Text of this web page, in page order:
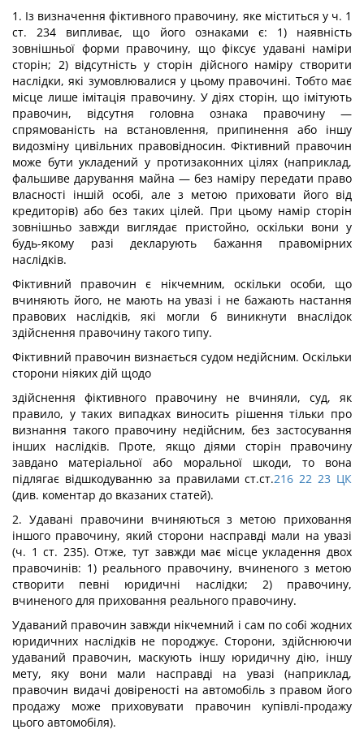
1. Із визначення фіктивного правочину, яке міститься у ч. 1
ст. 234 випливає, що його ознаками є: 1) наявність
зовнішньої форми правочину, що фіксує удавані наміри
сторін; 2) відсутність у сторін дійсного наміру створити
наслідки, які зумовлювалися у цьому правочині. Тобто має
місце лише імітація правочину. У діях сторін, що імітують
правочин, відсутня головна ознака правочину —
спрямованість на встановлення, припинення або іншу
видозміну цивільних правовідносин. Фіктивний правочин
може бути укладений у протизаконних цілях (наприклад,
фальшиве дарування майна — без наміру передати право
власності іншій особі, але з метою приховати його від
кредиторів) або без таких цілей. При цьому намір сторін
зовнішньо завжди виглядає пристойно, оскільки вони у
будь-якому разі декларують бажання правомірних
наслідків.
Фіктивний правочин є нікчемним, оскільки особи, що
вчиняють його, не мають на увазі і не бажають настання
правових наслідків, які могли б виникнути внаслідок
здійснення правочину такого типу.
Фіктивний правочин визнається судом недійсним. Оскільки
сторони ніяких дій щодо
здійснення фіктивного правочину не вчиняли, суд, як
правило, у таких випадках виносить рішення тільки про
визнання такого правочину недійсним, без застосування
інших наслідків. Проте, якщо діями сторін правочину
завдано матеріальної або моральної шкоди, то вона
підлягає відшкодуванню за правилами ст.ст.216 22 23 ЦК
(див. коментар до вказаних статей).
2. Удавані правочини вчиняються з метою приховання
іншого правочину, який сторони насправді мали на увазі
(ч. 1 ст. 235). Отже, тут завжди має місце укладення двох
правочинів: 1) реального правочину, вчиненого з метою
створити певні юридичні наслідки; 2) правочину,
вчиненого для приховання реального правочину.
Удаваний правочин завжди нікчемний і сам по собі жодних
юридичних наслідків не породжує. Сторони, здійснюючи
удаваний правочин, маскують іншу юридичну дію, іншу
мету, яку вони мали насправді на увазі (наприклад,
правочин видачі довіреності на автомобіль з правом його
продажу може приховувати правочин купівлі-продажу
цього автомобіля).